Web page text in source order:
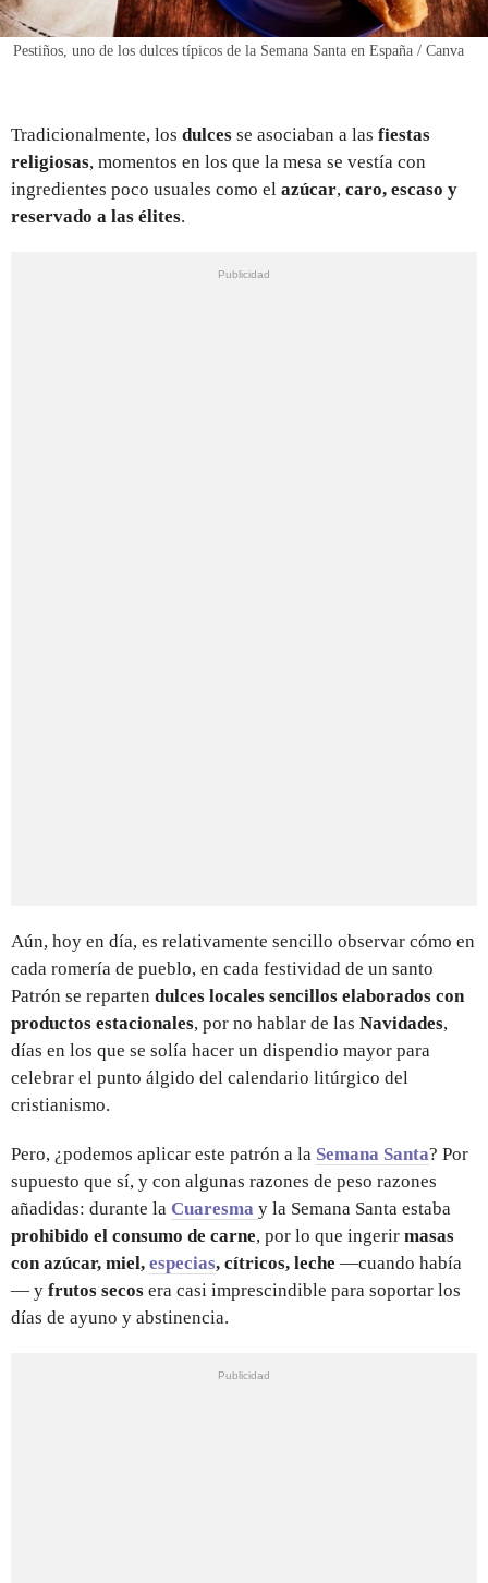
Pestiños, uno de los dulces típicos de la Semana Santa en España / Canva
Tradicionalmente, los dulces se asociaban a las fiestas
religiosas, momentos en los que la mesa se vestía con
ingredientes poco usuales como el azúcar, caro, escaso y
reservado a las élites.
Aún, hoy en día, es relativamente sencillo observar cómo en
cada romería de pueblo, en cada festividad de un santo
Patrón se reparten dulces locales sencillos elaborados con
productos estacionales, por no hablar de las Navidades,
días en los que se solía hacer un dispendio mayor para
celebrar el punto álgido del calendario litúrgico del
cristianismo.
Pero, ¿podemos aplicar este patrón a la Semana Santa? Por
supuesto que sí, y con algunas razones de peso razones
añadidas: durante la Cuaresma y la Semana Santa estaba
prohibido el consumo de carne, por lo que ingerir masas
con azúcar, miel, especias, cítricos, leche —cuando había
— y frutos secos era casi imprescindible para soportar los
días de ayuno y abstinencia.